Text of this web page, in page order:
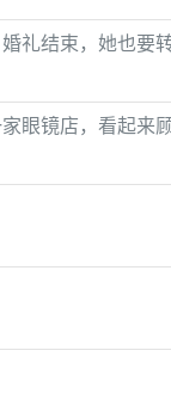
礼结束，她也要
眼镜店，看起来